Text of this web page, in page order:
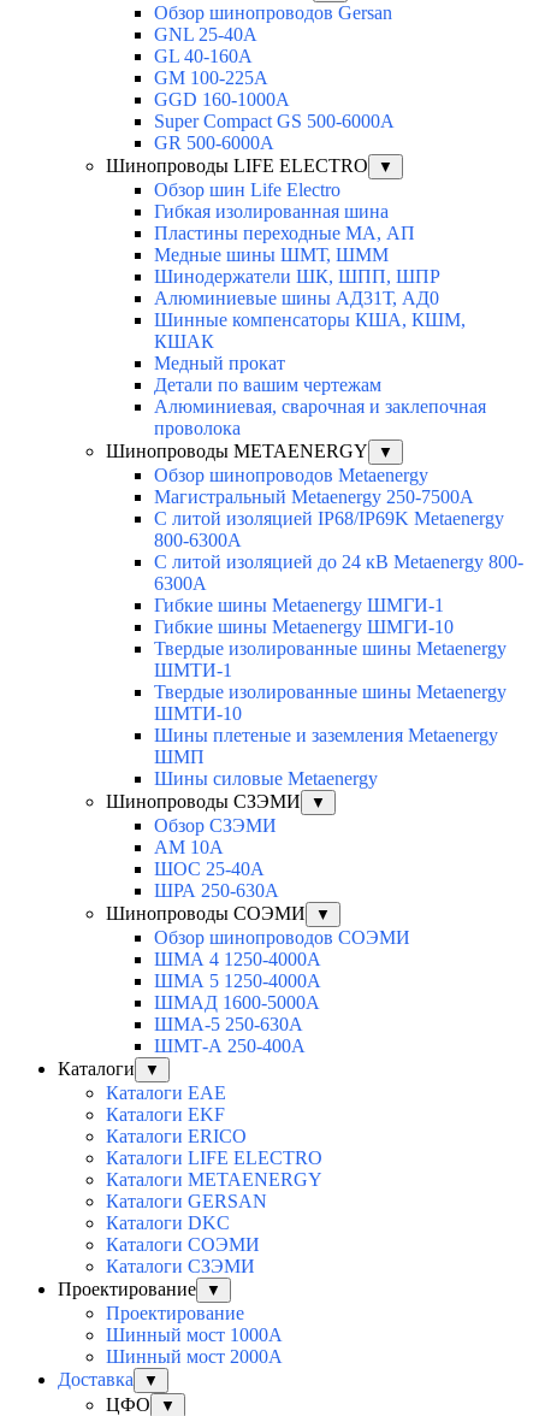
Обзор шинопроводов Gersan
GNL 25-40A
GL 40-160A
GM 100-225A
GGD 160-1000A
Super Compact GS 500-6000A
GR 500-6000A
Шинопроводы LIFE ELECTRO
▼
Обзор шин Life Electro
Гибкая изолированная шина
Пластины переходные МА, АП
Медные шины ШМТ, ШММ
Шинодержатели ШК, ШПП, ШПР
Алюминиевые шины АД31Т, АД0
Шинные компенсаторы КША, КШМ,
КШАК
Медный прокат
Детали по вашим чертежам
Алюминиевая, cварочная и заклепочная
проволока
Шинопроводы METAENERGY
▼
Обзор шинопроводов Metaenergy
Магистральный Metaenergy 250-7500A
С литой изоляцией IP68/IP69K Metaenergy
800-6300A
С литой изоляцией до 24 кВ Metaenergy 800-
6300A
Гибкие шины Metaenergy ШМГИ-1
Гибкие шины Metaenergy ШМГИ-10
Твердые изолированные шины Metaenergy
ШМТИ-1
Твердые изолированные шины Metaenergy
ШМТИ-10
Шины плетеные и заземления Metaenergy
ШМП
Шины силовые Metaenergy
Шинопроводы СЗЭМИ
▼
Обзор СЗЭМИ
АМ 10А
ШОС 25-40А
ШРА 250-630А
Шинопроводы СОЭМИ
▼
Обзор шинопроводов СОЭМИ
ШМА 4 1250-4000А
ШМА 5 1250-4000А
ШМАД 1600-5000А
ШМА-5 250-630А
ШМТ-А 250-400А
Каталоги
▼
Каталоги EAE
Каталоги EKF
Каталоги ERICO
Каталоги LIFE ELECTRO
Каталоги METAENERGY
Каталоги GERSAN
Каталоги DKC
Каталоги СОЭМИ
Каталоги СЗЭМИ
Проектирование
▼
Проектирование
Шинный мост 1000А
Шинный мост 2000А
Доставка
▼
ЦФО ▼